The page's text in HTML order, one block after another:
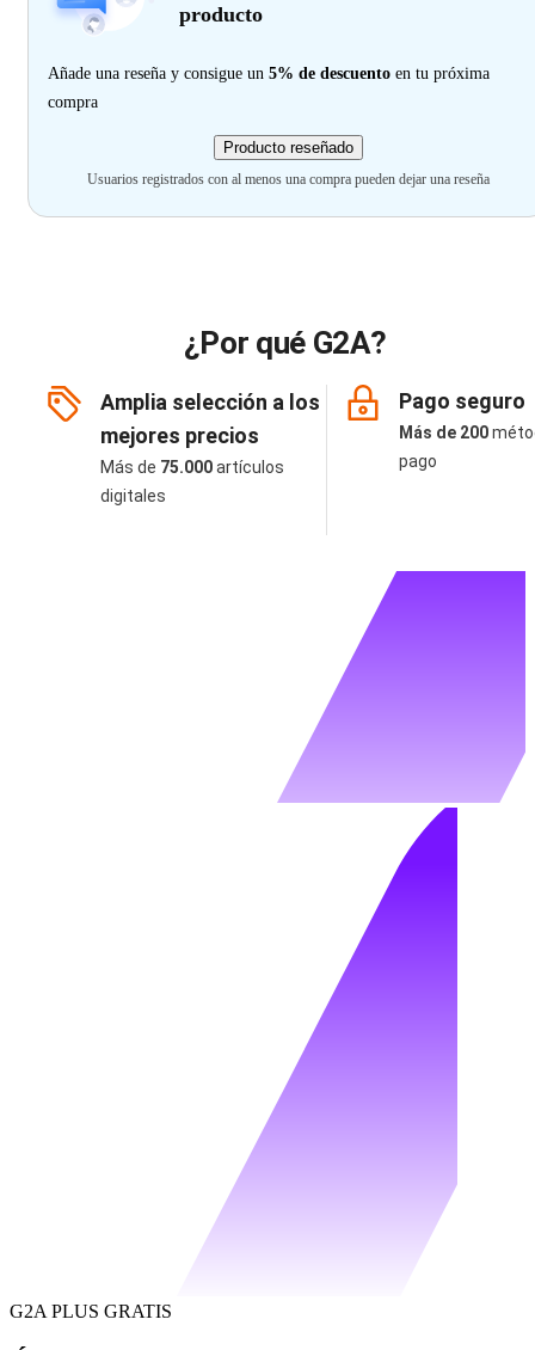
producto
Añade una reseña y consigue un 5% de descuento en tu próxima
compra
Producto reseñado
Usuarios registrados con al menos una compra pueden dejar una reseña
¿Por qué G2A?
Amplia selección a los
mejores precios
Más de 75.000artículos
digitales
Pago seguro
Más de 200
pago
G2A PLUS GRATIS